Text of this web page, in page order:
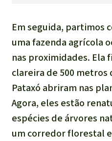
Em seguida, partimos
uma fazenda agrícola
nas proximidades. Ela
clareira de 500 metros
Pataxó abriram nas
Agora, eles estão
espécies de árvores
um corredor florestal